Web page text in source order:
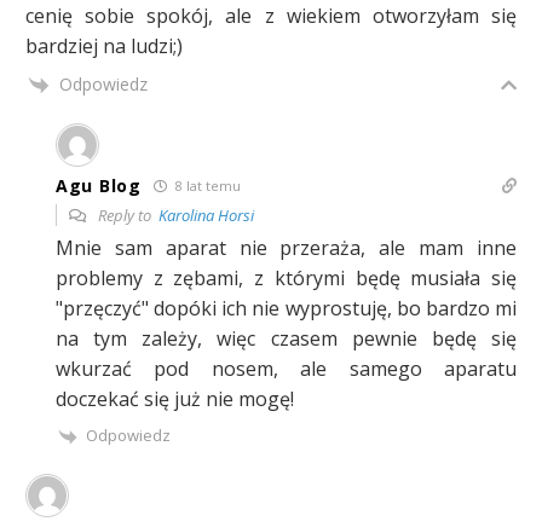
cenię sobie spokój, ale z wiekiem otworzyłam się
bardziej na ludzi;)
Odpowiedz
Agu Blog 8 lat temu
Reply to Karolina Horsi
Mnie sam aparat nie przeraża, ale mam inne
problemy z zębami, z którymi będę musiała się
"przęczyć" dopóki ich nie wyprostuję, bo bardzo mi
na tym zależy, więc czasem pewnie będę się
wkurzać pod nosem, ale samego aparatu
doczekać się już nie mogę!
Odpowiedz